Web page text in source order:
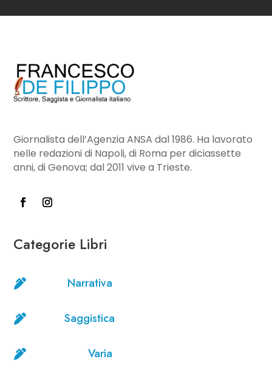
Giornalista dell’Agenzia ANSA dal 1986. Ha lavorato
nelle redazioni di Napoli, di Roma per diciassette
anni, di Genova; dal 2011 vive a Trieste.
Categorie Libri
 Narrativa
 Saggistica
 Varia